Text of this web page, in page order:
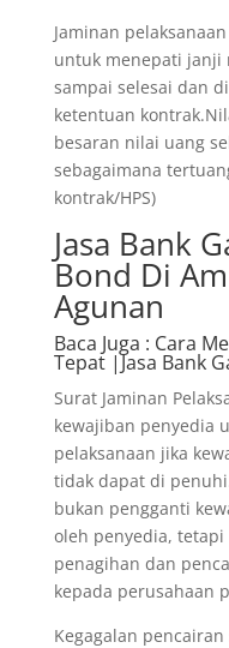
Jaminan
untuk menepati janji
sampai selesai dan
ketentuan
besaran nilai uang
sebagaimana
kontrak/HPS)
Jasa Bank
Bond Di
Agunan
Baca Juga : Cara
Tepat |Jasa Bank
Surat Jaminan
kewajiban penyedia
pelaksanaan jika
tidak dapat di
bukan pengganti
oleh penyedia,
penagihan dan
kepada perusahaan
Kegagalan